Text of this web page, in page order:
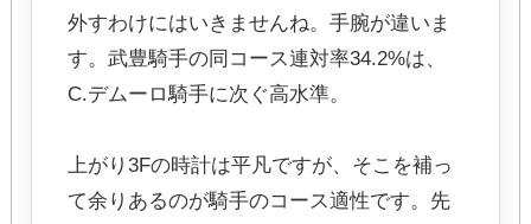
外すわけにはいきませんね。手腕が違いま
す。武豊騎手の同コース連対率34.2%は、
C.デムーロ騎手に次ぐ高水準。
上がり3Fの時計は平凡ですが、そこを補っ
て余りあるのが騎手のコース適性です。先